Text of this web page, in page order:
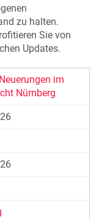
zu halten.
Sie von
Updates.
im
Nürnberg